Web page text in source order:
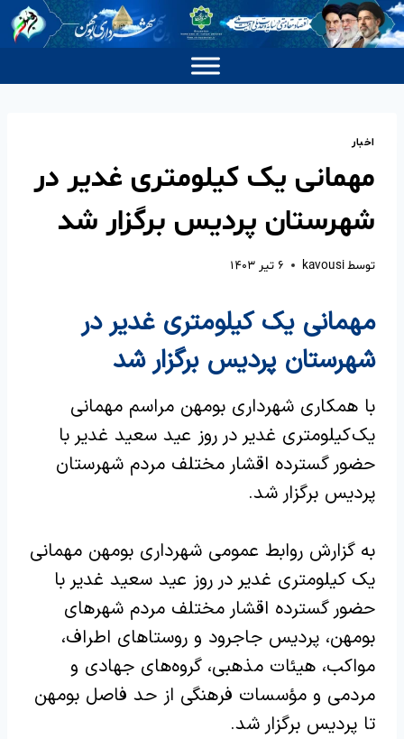
اخبار
مهمانی یک کیلومتری غدیر در
شهرستان پردیس برگزار شد
توسطkavousi ۶ تیر ۱۴۰۳
مهمانی یک کیلومتری غدیر در
شهرستان پردیس برگزار شد
با همکاری شهرداری بومهن مراسم مهمانی
یک کیلومتری غدیر در روز عید سعید غدیر با
حضور گسترده اقشار مختلف مردم شهرستان
پردیس برگزار شد.
به گزارش روابط عمومی شهرداری بومهن مهمانی
یک کیلومتری غدیر در روز عید سعید غدیر با
حضور گسترده اقشار مختلف مردم شهرهای
بومهن، پردیس جاجرود و روستاهای اطراف،
مواکب، هیئات مذهبی، گروه‌های جهادی و
مردمی و مؤسسات فرهنگی از حد فاصل بومهن
تا پردیس برگزار شد.